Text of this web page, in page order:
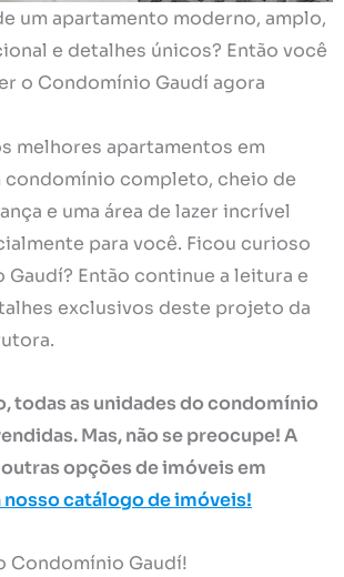
um apartamento moderno, amplo,
e detalhes únicos? Então você
o Condomínio Gaudí agora
melhores apartamentos em
condomínio completo, cheio de
e uma área de lazer incrível
para você. Ficou curioso
Gaudí? Então continue a leitura e
exclusivos deste projeto da
todas as unidades do condomínio
Mas, não se preocupe! A
opções de imóveis em
catálogo de imóveis!
Condomínio Gaudí!